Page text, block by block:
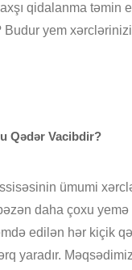
qidalanma təmin
Budur yem
Qədər Vacibdir?
ümumi
daha çoxu
edilən hər kiçik
yaradır.